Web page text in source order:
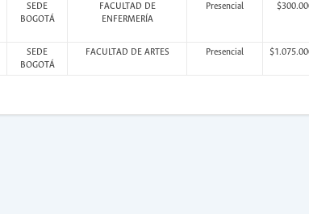
SEDE
BOGOTÁ
FACULTAD DE
ENFERMERÍA
Presencial
SEDE
BOGOTÁ
FACULTAD DE ARTES Presencial